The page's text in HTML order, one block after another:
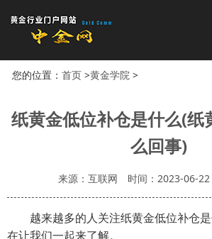
您的位置： 首页>黄金学院 >
纸黄金低位补仓是什么(纸
么回事)
来源：互联网 时间：2023-06-
越来越多的人关注纸黄金低位补仓
在让我们一起来了解。